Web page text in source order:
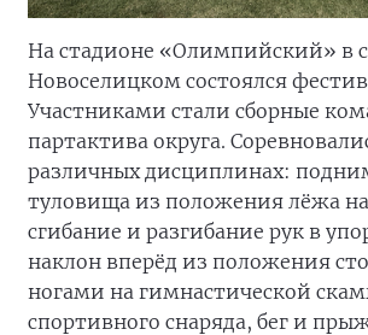
На стадионе «Олимпийский» в
Новоселицком состоялся
Участниками стали сборные
партактива округа.
различных дисциплинах:
туловища из положения лёжа
сгибание и разгибание рук в
наклон вперёд из положения
ногами на гимнастической
спортивного снаряда, бег и